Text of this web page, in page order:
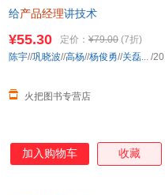
给产品经理讲技术
¥55.30 定价： ¥79.00 (7折)
火把图书专营店
陈宇//巩晓波//高杨//杨俊勇//关磊... /
加入购物车 收藏